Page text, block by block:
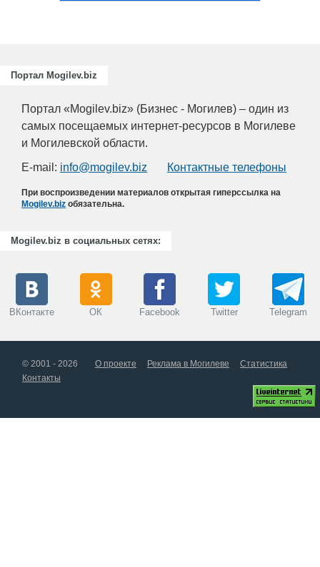
Портал Mogilev.biz
Портал «Mogilev.biz» (Бизнес - Могилев) – один из
самых посещаемых интернет-ресурсов в Могилеве
и Могилевской области.
E-mail: info@mogilev.biz Контактные телефоны
При воспроизведении материалов открытая гиперссылка на
Mogilev.biz обязательна.
Mogilev.biz в социальных сетях:
ВКонтакте ОК Facebook Twitter Telegram
© 2001 - 2026 О проекте Реклама в Могилеве
Статистика
Контакты